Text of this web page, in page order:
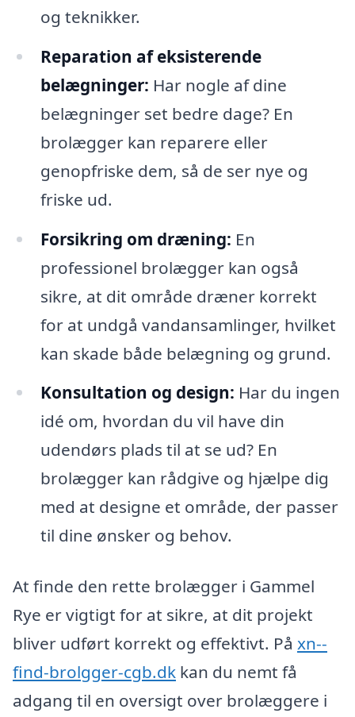
og teknikker.
Reparation af eksisterende
belægninger: Har nogle af dine
belægninger set bedre dage? En
brolægger kan reparere eller
genopfriske dem, så de ser nye og
friske ud.
Forsikring om dræning: En
professionel brolægger kan også
sikre, at dit område dræner korrekt
for at undgå vandansamlinger, hvilket
kan skade både belægning og grund.
Konsultation og design: Har du ingen
idé om, hvordan du vil have din
udendørs plads til at se ud? En
brolægger kan rådgive og hjælpe dig
med at designe et område, der passer
til dine ønsker og behov.
At finde den rette brolægger i Gammel
Rye er vigtigt for at sikre, at dit projekt
bliver udført korrekt og effektivt. På xn--
find-brolgger-cgb.dk kan du nemt få
adgang til en oversigt over brolæggere i